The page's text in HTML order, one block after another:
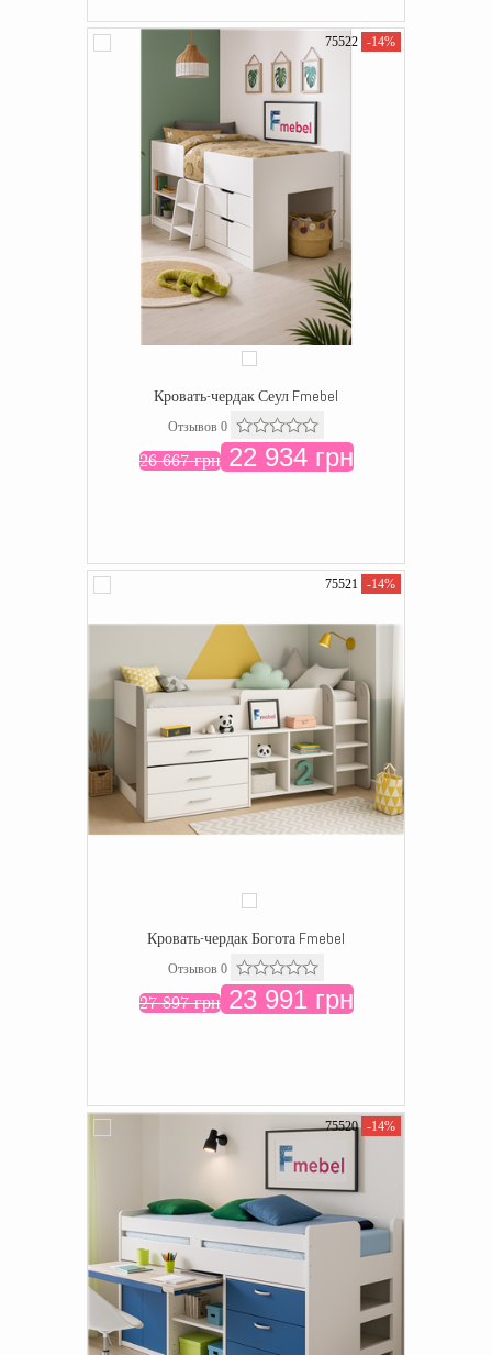
75522 -14%
Кровать-чердак Сеул Fmebel
Отзывов 0
26 667 грн22 934 грн
75521 -14%
Кровать-чердак Богота Fmebel
Отзывов 0
27 897 грн23 991 грн
75520 -14%